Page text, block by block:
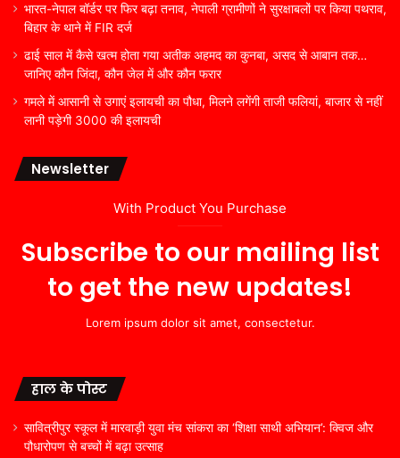
भारत-नेपाल बॉर्डर पर फिर बढ़ा तनाव, नेपाली ग्रामीणों ने सुरक्षाबलों पर किया पथराव,
बिहार के थाने में FIR दर्ज
ढाई साल में कैसे खत्म होता गया अतीक अहमद का कुनबा, असद से आबान तक…
जानिए कौन जिंदा, कौन जेल में और कौन फरार
गमले में आसानी से उगाएं इलायची का पौधा, मिलने लगेंगी ताजी फलियां, बाजार से नहीं
लानी पड़ेगी 3000 की इलायची
Newsletter
With Product You Purchase
Subscribe to our mailing list
to get the new updates!
Lorem ipsum dolor sit amet, consectetur.
हाल के पोस्ट
सावित्रीपुर स्कूल में मारवाड़ी युवा मंच सांकरा का ‘शिक्षा साथी अभियान’: क्विज और
पौधारोपण से बच्चों में बढ़ा उत्साह